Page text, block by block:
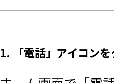
1. 「電話」アイコン